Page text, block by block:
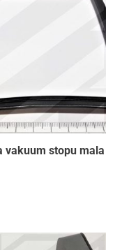
vakuum stopu mala